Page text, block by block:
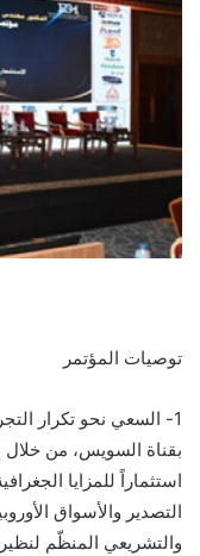
توصيات المؤتمر
1- السعي نحو تكرار
بقناة السويس، من خلال
استثماراً للمزايا
التصدير والأسواق
والتشريعي المنظّم